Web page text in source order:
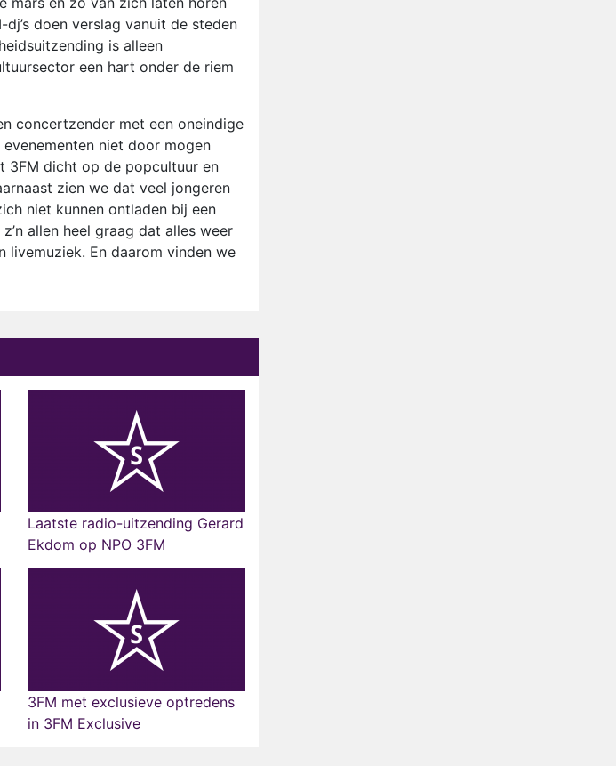
doen verslag vanuit de steden
is alleen
een hart onder de riem
concertzender met een oneindige
niet door mogen
3FM dicht op de popcultuur en
zien we dat veel jongeren
niet kunnen ontladen bij een
allen heel graag dat alles weer
livemuziek. En daarom vinden we
Laatste radio-uitzending Gerard
Ekdom op NPO 3FM
3FM met exclusieve optredens
in 3FM Exclusive